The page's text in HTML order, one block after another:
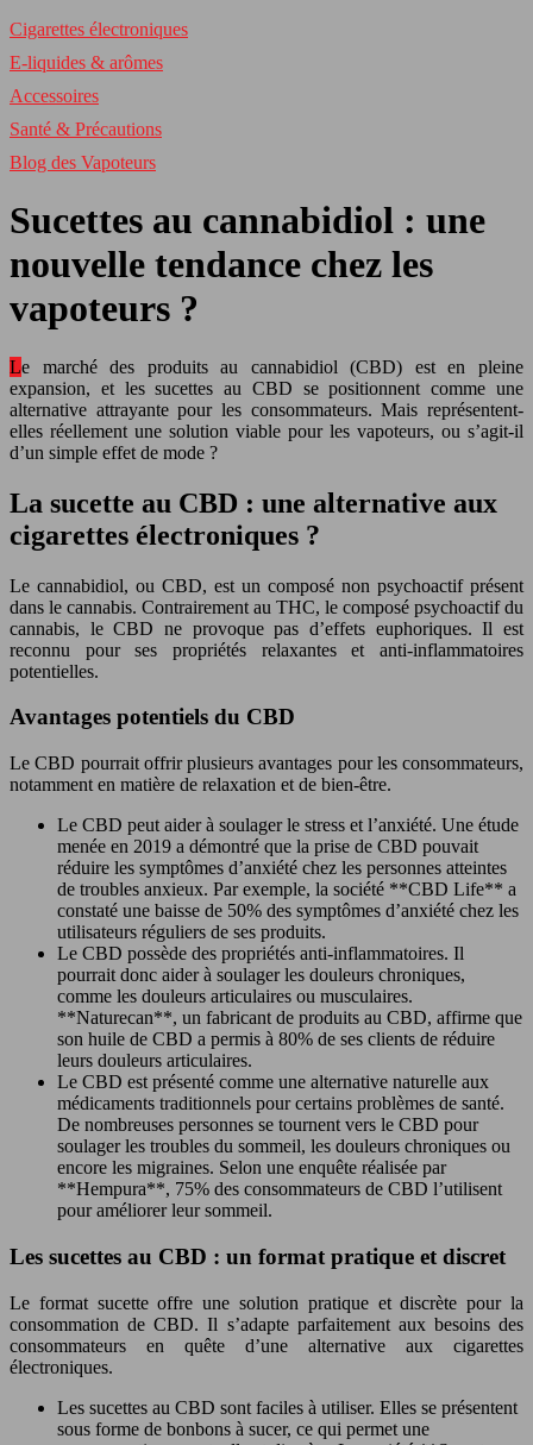
Cigarettes électroniques
E-liquides & arômes
Accessoires
Santé & Précautions
Blog des Vapoteurs
Sucettes au cannabidiol : une
nouvelle tendance chez les
vapoteurs ?
Le marché des produits au cannabidiol (CBD) est en pleine
expansion, et les sucettes au CBD se positionnent comme une
alternative attrayante pour les consommateurs. Mais représentent-
elles réellement une solution viable pour les vapoteurs, ou s’agit-il
d’un simple effet de mode ?
La sucette au CBD : une alternative aux
cigarettes électroniques ?
Le cannabidiol, ou CBD, est un composé non psychoactif présent
dans le cannabis. Contrairement au THC, le composé psychoactif du
cannabis, le CBD ne provoque pas d’effets euphoriques. Il est
reconnu pour ses propriétés relaxantes et anti-inflammatoires
potentielles.
Avantages potentiels du CBD
Le CBD pourrait offrir plusieurs avantages pour les consommateurs,
notamment en matière de relaxation et de bien-être.
Le CBD peut aider à soulager le stress et l’anxiété. Une étude
menée en 2019 a démontré que la prise de CBD pouvait
réduire les symptômes d’anxiété chez les personnes atteintes
de troubles anxieux. Par exemple, la société **CBD Life** a
constaté une baisse de 50% des symptômes d’anxiété chez les
utilisateurs réguliers de ses produits.
Le CBD possède des propriétés anti-inflammatoires. Il
pourrait donc aider à soulager les douleurs chroniques,
comme les douleurs articulaires ou musculaires.
**Naturecan**, un fabricant de produits au CBD, affirme que
son huile de CBD a permis à 80% de ses clients de réduire
leurs douleurs articulaires.
Le CBD est présenté comme une alternative naturelle aux
médicaments traditionnels pour certains problèmes de santé.
De nombreuses personnes se tournent vers le CBD pour
soulager les troubles du sommeil, les douleurs chroniques ou
encore les migraines. Selon une enquête réalisée par
**Hempura**, 75% des consommateurs de CBD l’utilisent
pour améliorer leur sommeil.
Les sucettes au CBD : un format pratique et discret
Le format sucette offre une solution pratique et discrète pour la
consommation de CBD. Il s’adapte parfaitement aux besoins des
consommateurs en quête d’une alternative aux cigarettes
électroniques.
Les sucettes au CBD sont faciles à utiliser. Elles se présentent
sous forme de bonbons à sucer, ce qui permet une